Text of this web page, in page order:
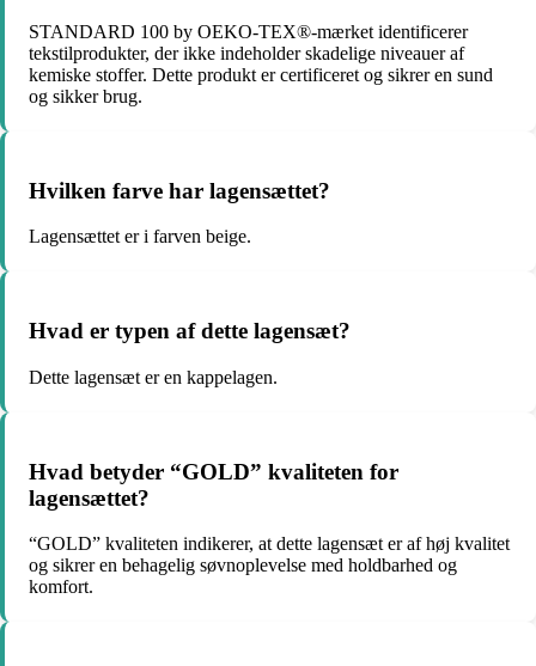
STANDARD 100 by OEKO-TEX®-mærket identificerer
tekstilprodukter, der ikke indeholder skadelige niveauer af
kemiske stoffer. Dette produkt er certificeret og sikrer en sund
og sikker brug.
Hvilken farve har lagensættet?
Lagensættet er i farven beige.
Hvad er typen af dette lagensæt?
Dette lagensæt er en kappelagen.
Hvad betyder “GOLD” kvaliteten for
lagensættet?
“GOLD” kvaliteten indikerer, at dette lagensæt er af høj kvalitet
og sikrer en behagelig søvnoplevelse med holdbarhed og
komfort.